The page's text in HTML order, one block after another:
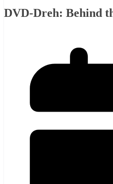
DVD-Dreh: Behind